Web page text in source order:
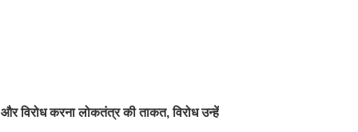
विरोध करना लोकतंत्र की ताकत, विरोध उन्हें